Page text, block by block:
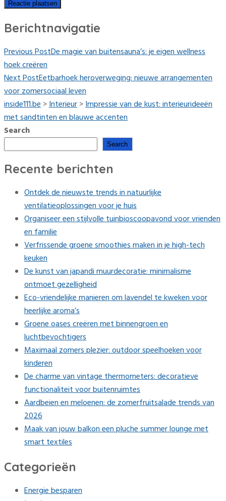
Berichtnavigatie
Previous PostDe magie van buitensauna’s: je eigen wellness
hoek creëren
Next PostEetbarhoek heroverweging: nieuwe arrangementen
voor zomersociaal leven
inside111.be>Interieur>Impressie van de kust: interieurideeën
met sandtinten en blauwe accenten
Search
Search
Recente berichten
Ontdek de nieuwste trends in natuurlijke
ventilatieoplossingen voor je huis
Organiseer een stijlvolle tuinbioscoopavond voor vrienden
en familie
Verfrissende groene smoothies maken in je high-tech
keuken
De kunst van japandi muurdecoratie: minimalisme
ontmoet gezelligheid
Eco-vriendelijke manieren om lavendel te kweken voor
heerlijke aroma’s
Groene oases creëren met binnengroen en
luchtbevochtigers
Maximaal zomers plezier: outdoor speelhoeken voor
kinderen
De charme van vintage thermometers: decoratieve
functionaliteit voor buitenruimtes
Aardbeien en meloenen: de zomerfruitsalade trends van
2026
Maak van jouw balkon een pluche summer lounge met
smart textiles
Categorieën
Energie besparen